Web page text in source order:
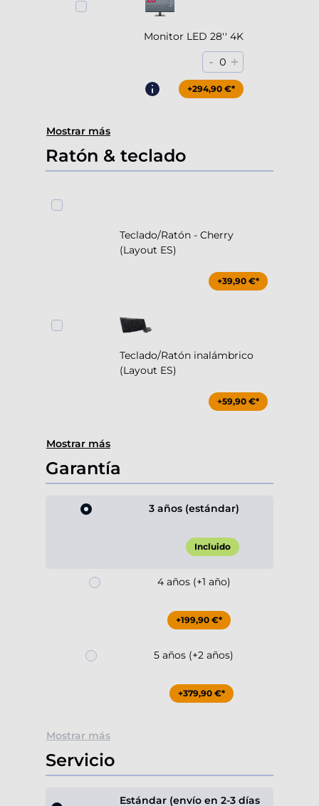
Monitor LED 28'' 4K
- 0 +
+294,90 €*
Mostrar más
Ratón & teclado
Teclado/Ratón - Cherry
(Layout ES)
+39,90 €*
Teclado/Ratón inalámbrico
(Layout ES)
+59,90 €*
Mostrar más
Garantía
3 años (estándar)
Incluido
4 años (+1 año)
+199,90 €*
5 años (+2 años)
+379,90 €*
Mostrar más
Servicio
Estándar (envío en 2-3 días